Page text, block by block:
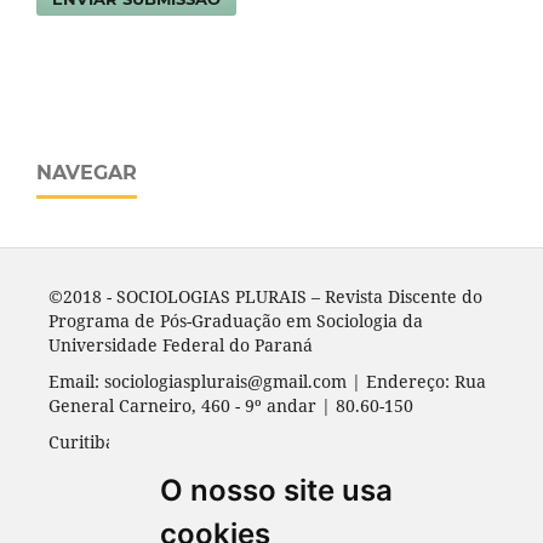
O nosso site usa
cookies
NAVEGAR
©2018 - SOCIOLOGIAS PLURAIS – Revista Discente do
Programa de Pós-Graduação em Sociologia da
Universidade Federal do Paraná
Email: sociologiasplurais@gmail.com | Endereço: Rua
General Carneiro, 460 - 9º andar | 80.60-150
Curitiba - PR | Universidade Federal do Paraná